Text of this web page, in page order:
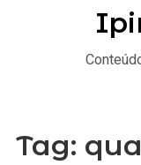
Tag: